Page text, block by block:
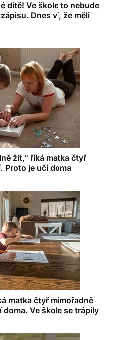
dítě! Ve škole to nebude
Dnes ví, že měli
žít,“ říká matka čtyř
Proto je učí doma
matka čtyř mimořadně
Ve škole se trápily